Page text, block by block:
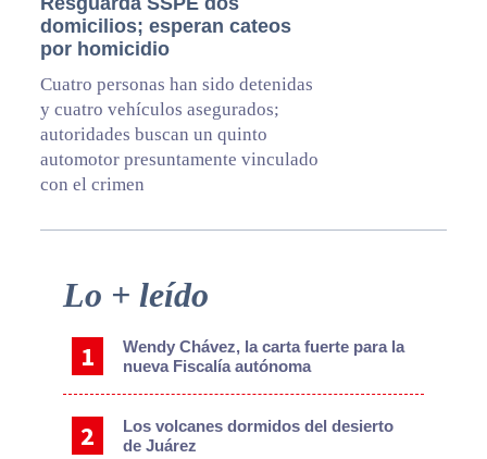
domicilios; esperan cateos
por homicidio
Cuatro personas han sido detenidas
y cuatro vehículos asegurados;
autoridades buscan un quinto
automotor presuntamente vinculado
con el crimen
Primary
Sidebar
Lo + leído
Wendy Chávez, la carta fuerte para la
nueva Fiscalía autónoma
Los volcanes dormidos del desierto
de Juárez